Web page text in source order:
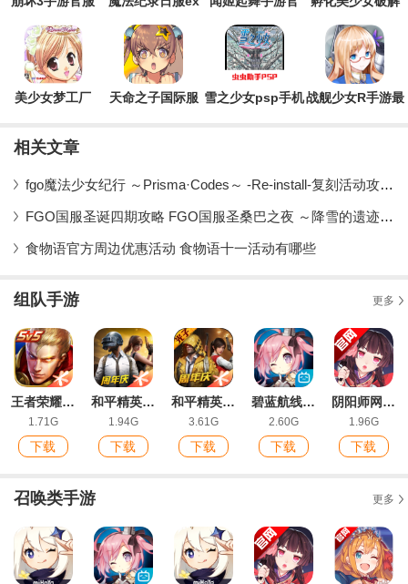
美少女梦工厂
天命之子国际服 雪之少女psp手机战舰少女R手游最
相关文章
fgo魔法少女纪行 ～Prisma·Codes～ -Re-install-复刻活动攻略 fgo国服
FGO国服圣诞四期攻略 FGO国服圣桑巴之夜 ～降雪的遗迹与少女骑士～活动攻略
食物语官方周边优惠活动 食物语十一活动有哪些
组队手游 更多
王者荣耀最新版本2026
1.71G
下载
和平精英手游安卓版
1.94G
下载
和平精英IOS版
3.61G
下载
碧蓝航线ios版
2.60G
下载
阴阳师网易官服
1.96G
下载
召唤类手游 更多